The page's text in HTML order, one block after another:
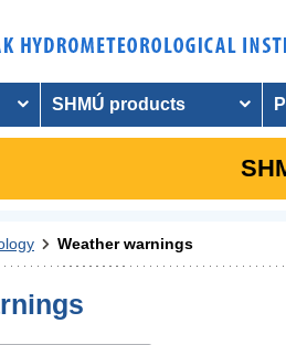
SHMÚ products
Weather warnings